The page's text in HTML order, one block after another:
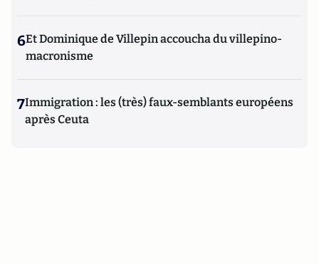
6Et Dominique de Villepin accoucha du villepino-
macronisme
7Immigration : les (très) faux-semblants européens
après Ceuta